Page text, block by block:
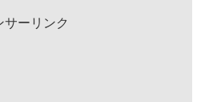
サーリンク